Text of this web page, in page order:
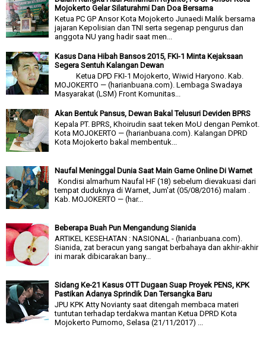
Mojokerto Gelar Silaturahmi Dan Doa Bersama
Ketua PC GP Ansor Kota Mojokerto Junaedi Malik bersama
jajaran Kepolisian dan TNI serta segenap pengurus dan
anggota NU yang hadir saat men...
Kasus Dana Hibah Bansos 2015, FKI-1 Minta Kejaksaan
Segera Sentuh Kalangan Dewan
Ketua DPD FKI-1 Mojokerto, Wiwid Haryono. Kab.
MOJOKERTO — (harianbuana.com). Lembaga Swadaya
Masyarakat (LSM) Front Komunitas...
Akan Bentuk Pansus, Dewan Bakal Telusuri Deviden BPRS
Kepala PT. BPRS, Khoirudin saat teken MoU dengan Pemkot.
Kota MOJOKERTO — (harianbuana.com). Kalangan DPRD
Kota Mojokerto bakal membentuk...
Naufal Meninggal Dunia Saat Main Game Online Di Warnet
Kondisi almarhum Naufal HF (18) sebelum dievakuasi dari
tempat duduknya di Warnet, Jum'at (05/08/2016) malam .
Kab. MOJOKERTO — (har...
Beberapa Buah Pun Mengandung Sianida
ARTIKEL KESEHATAN : NASIONAL - (harianbuana.com).
Sianida, zat beracun yang sangat berbahaya dan akhir-akhir
ini marak dibicarakan bany...
Sidang Ke-21 Kasus OTT Dugaan Suap Proyek PENS, KPK
Pastikan Adanya Sprindik Dan Tersangka Baru
JPU KPK Atty Novianty saat ditengah membaca materi
tuntutan terhadap terdakwa mantan Ketua DPRD Kota
Mojokerto Purnomo, Selasa (21/11/2017) ...